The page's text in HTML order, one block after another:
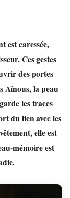
est caressée,
Ces gestes
des portes
Aïnous, la peau
les traces
du lien avec les
elle est
mémoire est